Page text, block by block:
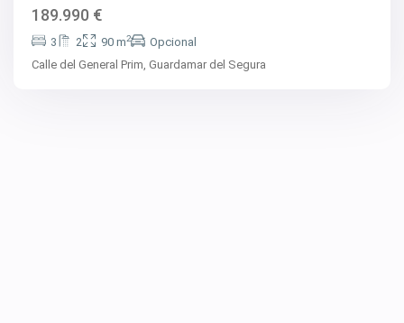
189.990 €
3 2 90 m2
Opcional
Calle del General Prim,Guardamar del Segura